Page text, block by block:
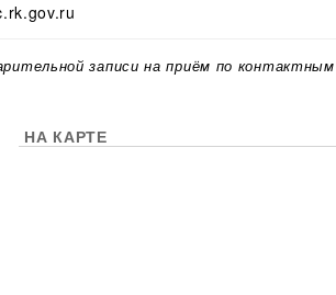
записи на приём по
НА КАРТЕ